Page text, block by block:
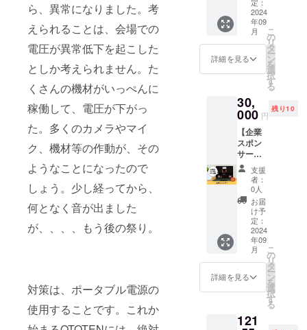
ら、異常になりました。考
えられることは、会場での
電圧が異常低下を起こした
としか考えられません。た
くさんの機材がいっぺんに
稼働して、電圧が下がっ
た。多くのカメラやマイ
ク、機材等の作動が、その
ようなことになったので
しょう。少し経ってから、
何となく音が出ました
が、、、、もう後の祭り。
対策は、ポータブル電源の
使用することです。これか
権利で
す。 HP
にあな
たのお
名前を
個人ス
ポン
して掲
載いた
しま
す。 ※
ニック
ネーム
での掲
載も可
能で
す。 ※
掲載す
るお名
前は備
考欄に
必ずご
記入く
ださ
2024年
2024
年09
月
詳細を見る
こ
の
リ
タ
ー
ン
を
選
択
す
る
30,
000 円
残り10
【企業
スポン
サー】
「OPU
S4」の
企業ス
ポン
サーに
なれる
権利で
す。 HP
にあな
たの会
社のお
名前と
HPリン
業スポ
支援
者：
0人
お届
け予
定：
2024
年09
月
詳細を見る
こ
の
リ
タ
ー
ン
を
選
択
す
る
121